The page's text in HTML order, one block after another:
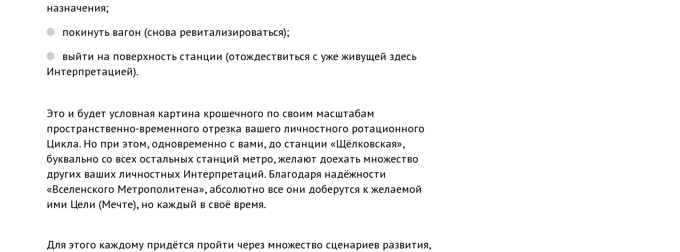
назначения;
покинуть вагон (снова ревитализироваться);
выйти на поверхность станции (отождествиться с уже живущей здесь
Интерпретацией).
Это и будет условная картина крошечного по своим масштабам
пространственно-временного отрезка вашего личностного ротационного
Цикла. Но при этом, одновременно с вами, до станции «Щёлковская»,
буквально со всех остальных станций метро, желают доехать множество
других ваших личностных Интерпретаций. Благодаря надёжности
«Вселенского Метрополитена», абсолютно все они доберутся к желаемой
ими Цели (Мечте), но каждый в своё время.
Для этого каждому придётся пройти через множество сценариев развития,